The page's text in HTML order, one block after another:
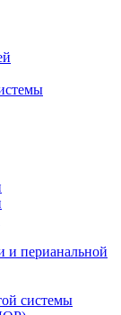
и перианальной
системы